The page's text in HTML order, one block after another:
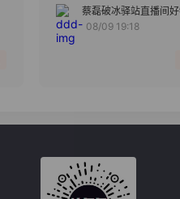
分
蔡磊破冰驿站直播间
08/09 19:18